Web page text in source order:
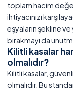
toplam hacim
ihtiyacınızı
eşyaların şekline
bırakmayı da
Kilitli kasalar
olmalıdır?
Kilitli kasalar,
olmalıdır. Bu